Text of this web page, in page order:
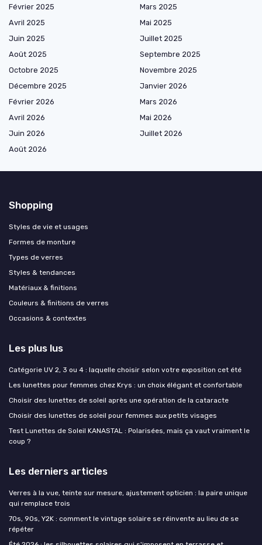
Février 2025
Mars 2025
Avril 2025
Mai 2025
Juin 2025
Juillet 2025
Août 2025
Septembre 2025
Octobre 2025
Novembre 2025
Décembre 2025
Janvier 2026
Février 2026
Mars 2026
Avril 2026
Mai 2026
Juin 2026
Juillet 2026
Août 2026
Shopping
Styles de vie et usages
Formes de monture
Types de verres
Styles & tendances
Matériaux & finitions
Couleurs & finitions de verres
Occasions & contextes
Les plus lus
Catégorie UV 2, 3 ou 4 : laquelle choisir selon votre exposition cet été
Les lunettes pour femmes chez Krys : un choix élégant et confortable
Choisir des lunettes de soleil après une opération de la cataracte
Choisir des lunettes de soleil pour femmes aux petits visages
Test Lunettes de Soleil KANASTAL : Polarisées, mais ça vaut vraiment le
coup ?
Les derniers articles
Verres à la vue, teinte sur mesure, ajustement opticien : la paire unique
qui remplace trois
70s, 90s, Y2K : comment le vintage solaire se réinvente au lieu de se
répéter